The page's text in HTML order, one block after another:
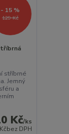
129 Kč
- 15 %
stříbrné
Jemný
a
Kč/ks
bez DPH